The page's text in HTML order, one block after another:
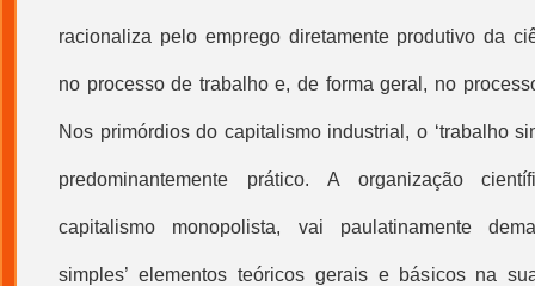
racionaliza pelo emprego diretamente produtivo da
no processo de trabalhoe, de forma geral, no
Nos primórdios do capitalismo industrial, o ‘trabalho
predominantemente prático. A organização
capitalismo monopolista, vai paulatinamente
simples’ elementos teóricos gerais e básicos na